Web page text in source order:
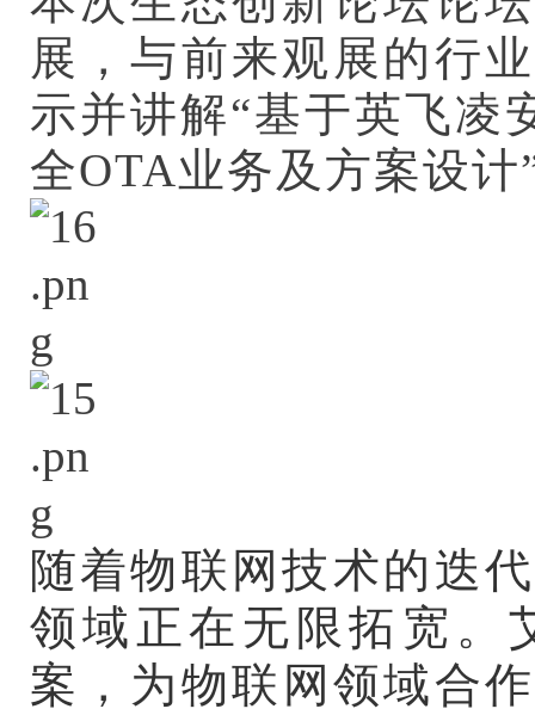
展，与前来观展的行
示并讲解“基于英飞凌
全OTA业务及方案设计
随着物联网技术的迭
领域正在无限拓宽。
案，为物联网领域合